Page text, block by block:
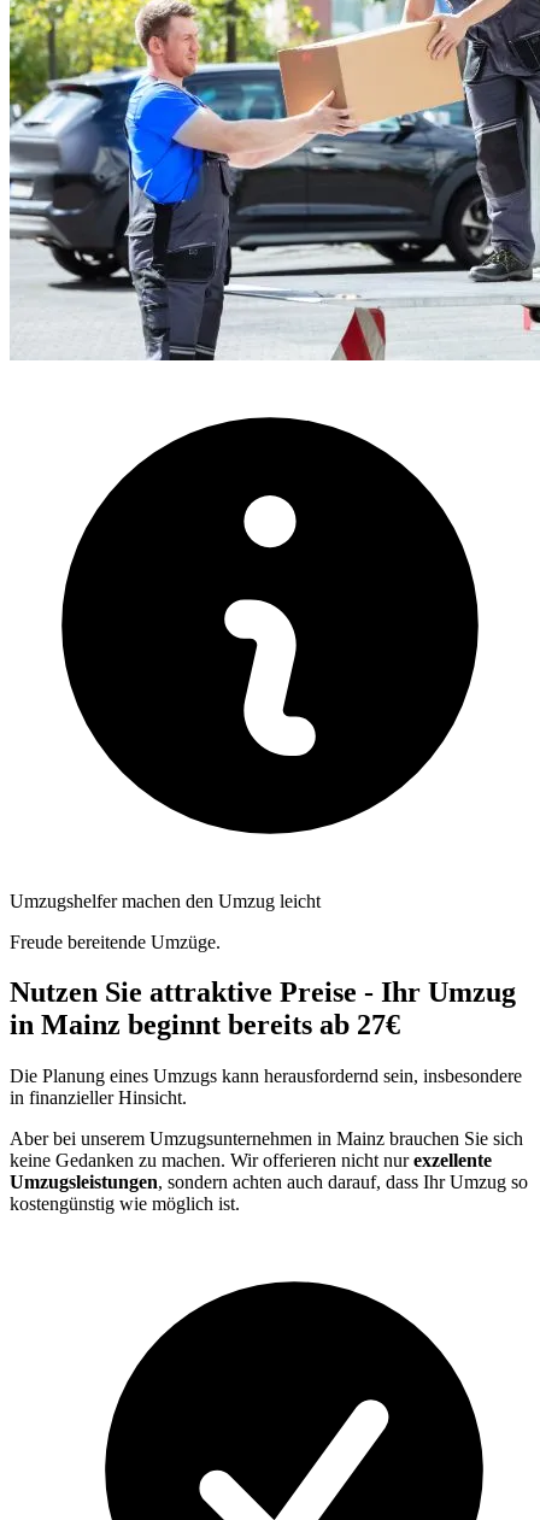
Umzugshelfer machen den Umzug leicht
Freude bereitende Umzüge.
Nutzen Sie attraktive Preise - Ihr Umzug
in Mainz beginnt bereits ab 27€
Die Planung eines Umzugs kann herausfordernd sein, insbesondere
in finanzieller Hinsicht.
Aber bei unserem Umzugsunternehmen in Mainz brauchen Sie sich
keine Gedanken zu machen. Wir offerieren nicht nurexzellente
Umzugsleistungen, sondern achten auch darauf, dass Ihr Umzug so
kostengünstig wie möglich ist.